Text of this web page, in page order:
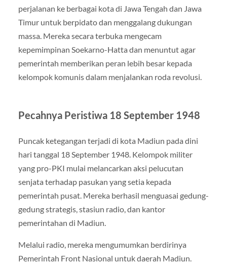
perjalanan ke berbagai kota di Jawa Tengah dan Jawa
Timur untuk berpidato dan menggalang dukungan
massa. Mereka secara terbuka mengecam
kepemimpinan Soekarno-Hatta dan menuntut agar
pemerintah memberikan peran lebih besar kepada
kelompok komunis dalam menjalankan roda revolusi.
Pecahnya Peristiwa 18 September 1948
Puncak ketegangan terjadi di kota Madiun pada dini
hari tanggal 18 September 1948. Kelompok militer
yang pro-PKI mulai melancarkan aksi pelucutan
senjata terhadap pasukan yang setia kepada
pemerintah pusat. Mereka berhasil menguasai gedung-
gedung strategis, stasiun radio, dan kantor
pemerintahan di Madiun.
Melalui radio, mereka mengumumkan berdirinya
Pemerintah Front Nasional untuk daerah Madiun.